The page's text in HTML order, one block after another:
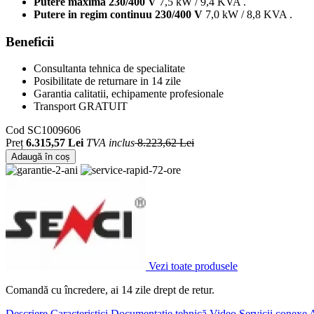
Putere in regim continuu 230/400 V 7,0 kW / 8,8 KVA .
Beneficii
Consultanta tehnica de specialitate
Posibilitate de returnare in 14 zile
Garantia calitatii, echipamente profesionale
Transport GRATUIT
Cod SC1009606
Preț 6.315,57 Lei TVA inclus8.223,62 Lei
Adaugă în coș
Vezi toate produsele
Comandă cu încredere, ai 14 zile drept de retur.